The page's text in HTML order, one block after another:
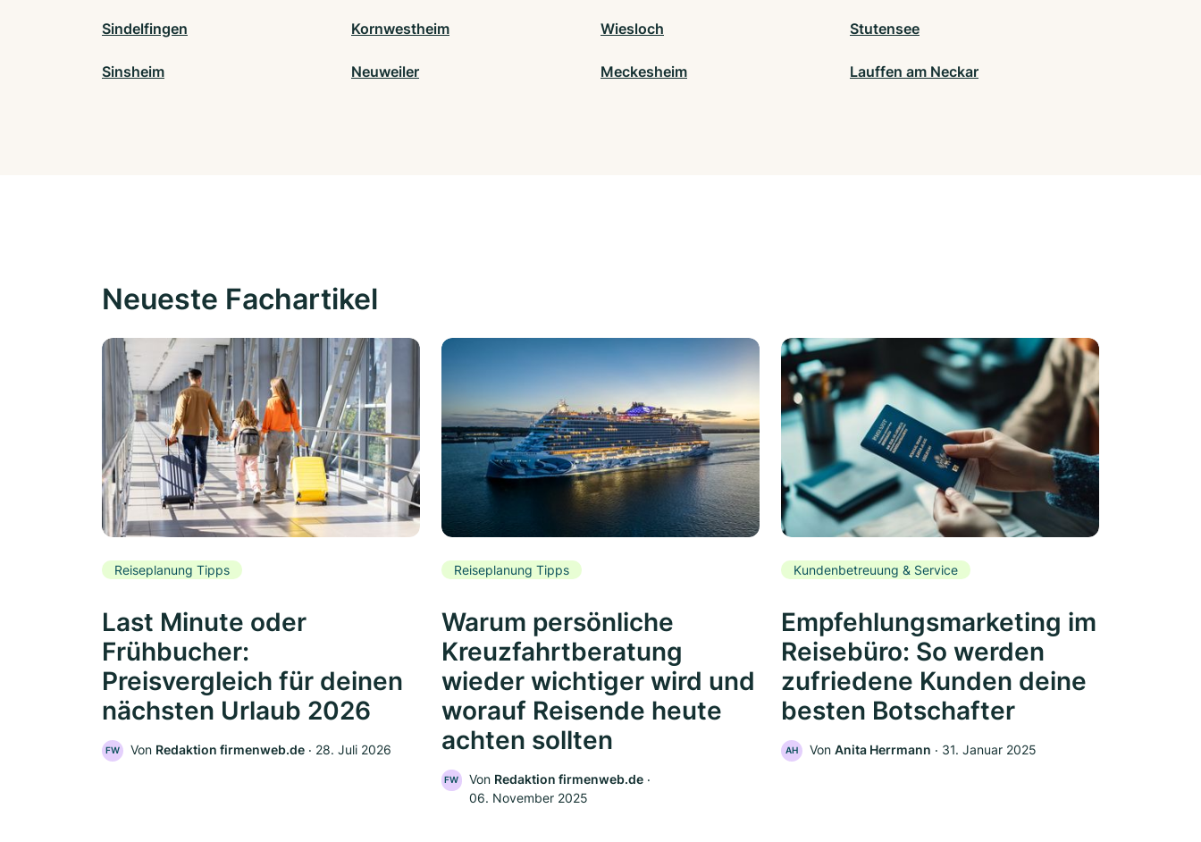
Sindelfingen Kornwestheim Wiesloch Stutensee
Sinsheim Neuweiler Meckesheim Lauffen am Neckar
Neueste Fachartikel
Reiseplanung Tipps
Last Minute oder
Frühbucher:
Preisvergleich für deinen
nächsten Urlaub 2026
FW Von Redaktion firmenweb.de ‧ 28. Juli 2026
Reiseplanung Tipps
Warum persönliche
Kreuzfahrtberatung
wieder wichtiger wird und
worauf Reisende heute
achten sollten
FW Von Redaktion firmenweb.de‧
06. November 2025
Kundenbetreuung & Service
Empfehlungsmarketing im
Reisebüro: So werden
zufriedene Kunden deine
besten Botschafter
AH Von Anita Herrmann ‧ 31. Januar 2025